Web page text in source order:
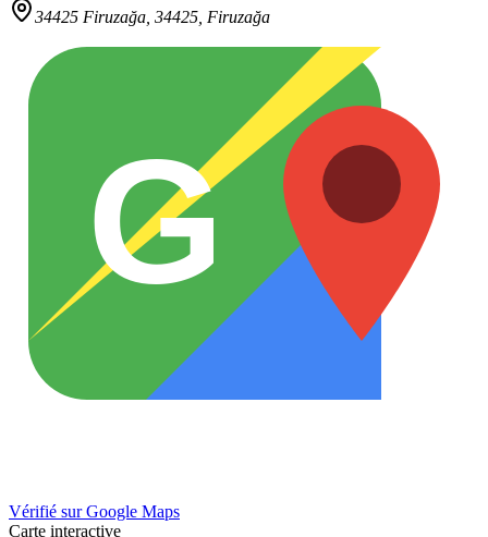
34425 Firuzağa, 34425 Firuzağa
G
Vérifié sur Google Maps
Carte interactive